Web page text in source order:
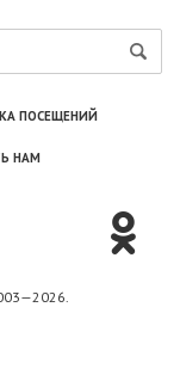
ПОСЕЩЕНИЙ
НАМ